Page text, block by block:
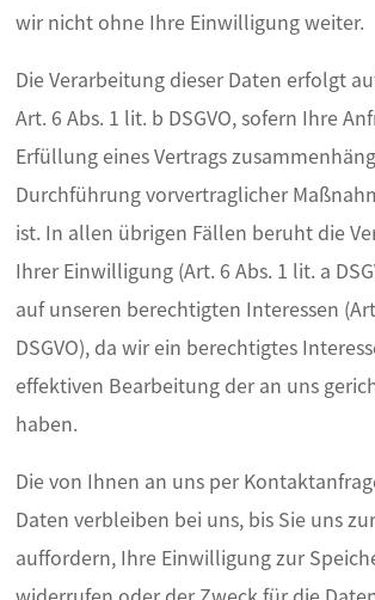
wir nicht ohne Ihre Einwilligung weiter.
Die Verarbeitung dieser Daten erfolgt
Art. 6 Abs. 1 lit. b DSGVO, sofern Ihre
Erfüllung eines Vertrags
Durchführung vorvertraglicher
ist. In allen übrigen Fällen beruht die
Ihrer Einwilligung (Art. 6 Abs. 1 lit. a
auf unseren berechtigten Interessen
DSGVO), da wir ein berechtigtes
effektiven Bearbeitung der an uns
haben.
Die von Ihnen an uns per
Daten verbleiben bei uns, bis Sie uns
auffordern, Ihre Einwilligung zur